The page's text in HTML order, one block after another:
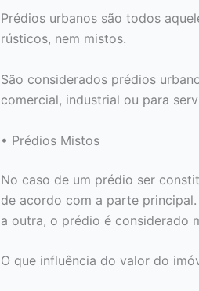
Prédios urbanos são todos
rústicos, nem mistos.
São considerados prédios
comercial, industrial ou para
• Prédios Mistos
No caso de um prédio ser
de acordo com a parte
a outra, o prédio é considerado
O que influência do valor do